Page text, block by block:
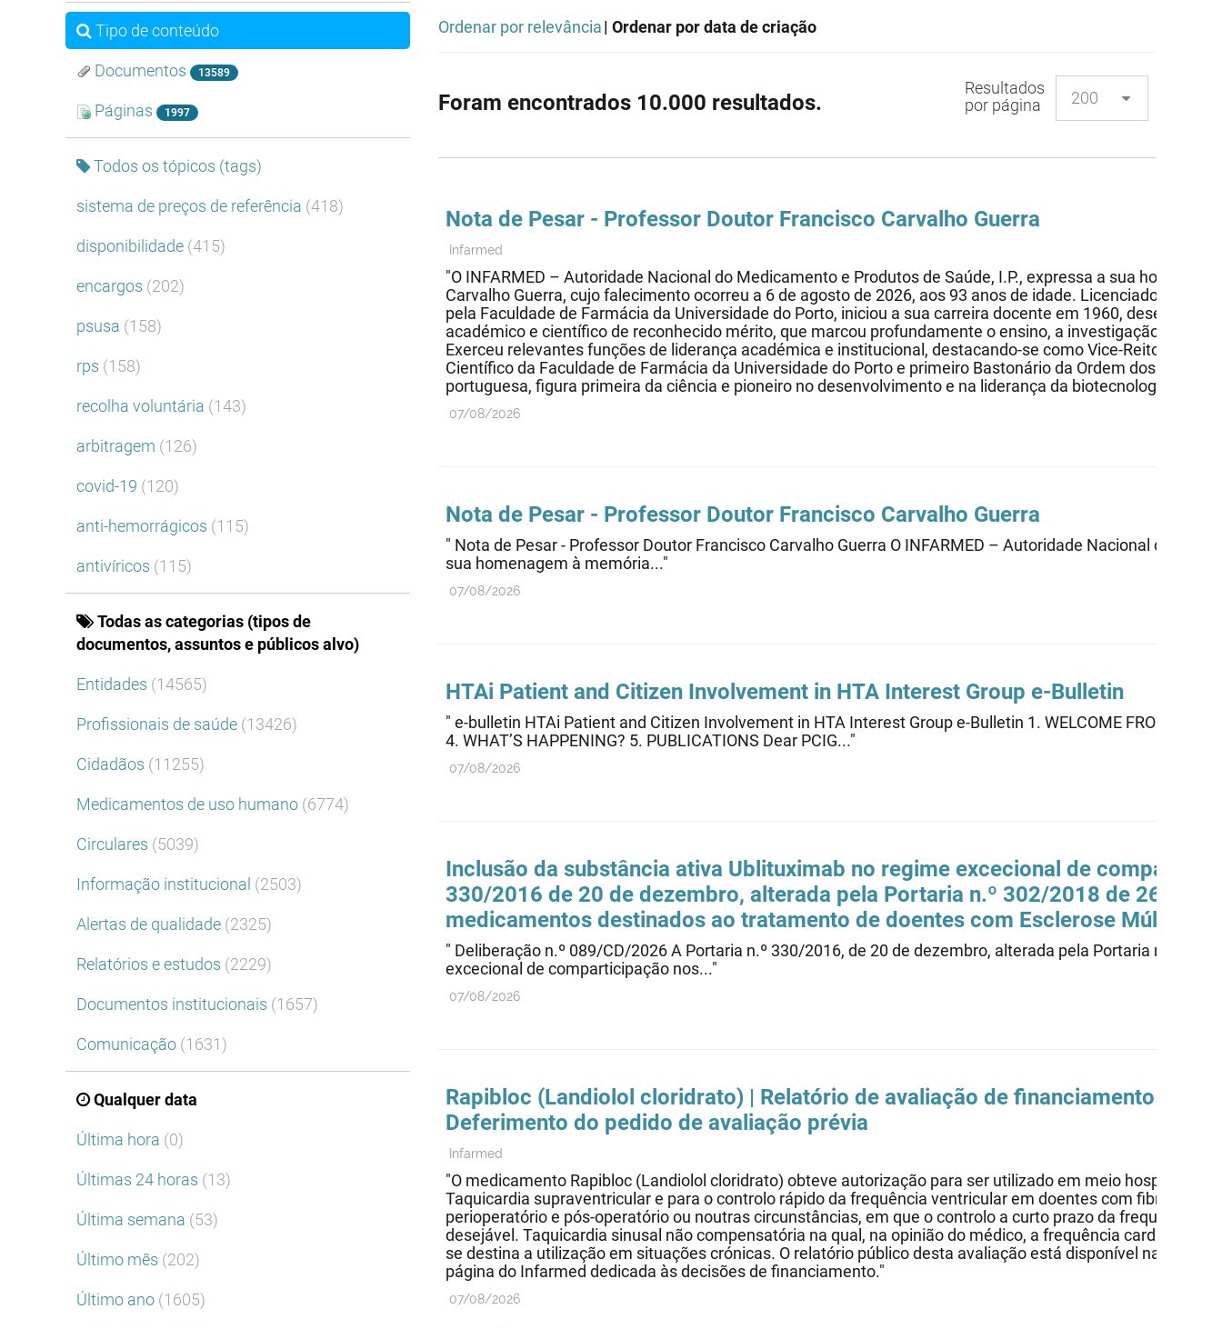
Tipo de conteúdo
Documentos 13589
Páginas 1997
Todos os tópicos (tags)
sistema de preços de referência (418)
disponibilidade (415)
encargos (202)
psusa (158)
rps (158)
recolha voluntária (143)
arbitragem (126)
covid-19 (120)
anti-hemorrágicos (115)
antivíricos (115)
Todas as categorias (tipos de
documentos, assuntos e públicos alvo)
Entidades (14565)
Profissionais de saúde (13426)
Cidadãos (11255)
Medicamentos de uso humano (6774)
Circulares (5039)
Informação institucional (2503)
Alertas de qualidade (2325)
Relatórios e estudos (2229)
Documentos institucionais (1657)
Comunicação (1631)
Qualquer data
Última hora (0)
Últimas 24 horas (13)
Última semana (53)
Último mês (202)
Último ano (1605)
Ordenar por relevância| Ordenar por data de criação
Foram encontrados 10.000 resultados.
Resultados
por página
Nota de Pesar - Professor Doutor Francisco Carvalho Guerra
Infarmed
"O INFARMED – Autoridade Nacional do Medicamento e Produtos de Saúde, I.P., expressa a sua
Carvalho Guerra, cujo falecimento ocorreu a 6 de agosto de 2026, aos 93 anos de idade. Licenciado em
pela Faculdade de Farmácia da Universidade do Porto, iniciou a sua carreira docente em 1960,
académico e científico de reconhecido mérito, que marcou profundamente o ensino, a investigação e a
Exerceu relevantes funções de liderança académica e institucional, destacando-se como Vice-Reitor da
Científico da Faculdade de Farmácia da Universidade do Porto e primeiro Bastonário da Ordem dos
portuguesa, figura primeira da ciência e pioneiro no desenvolvimento e na liderança da biotecnologia,
07/08/2026
Nota de Pesar - Professor Doutor Francisco Carvalho Guerra
" Nota de Pesar - Professor Doutor Francisco Carvalho Guerra O INFARMED – Autoridade Nacional do
sua homenagem à memória..."
07/08/2026
HTAi Patient and Citizen Involvement in HTA Interest Group e-Bulletin
" e-bulletin HTAi Patient and Citizen Involvement in HTA Interest Group e-Bulletin 1. WELCOME FROM OUR
4. WHAT’S HAPPENING? 5. PUBLICATIONS Dear PCIG..."
07/08/2026
Inclusão da substância ativa Ublituximab no regime excecional de
330/2016 de 20 de dezembro, alterada pela Portaria n.º 302/2018 de 26 de
medicamentos destinados ao tratamento de doentes com Esclerose Múltipla.
" Deliberação n.º 089/CD/2026 A Portaria n.º 330/2016, de 20 de dezembro, alterada pela Portaria n.º
excecional de comparticipação nos..."
07/08/2026
Rapibloc (Landiolol cloridrato) | Relatório de avaliação de financiamento
Deferimento do pedido de avaliação prévia
Infarmed
"O medicamento Rapibloc (Landiolol cloridrato) obteve autorização para ser utilizado em meio hospitalar
Taquicardia supraventricular e para o controlo rápido da frequência ventricular em doentes com
perioperatório e pós-operatório ou noutras circunstâncias, em que o controlo a curto prazo da frequência
desejável. Taquicardia sinusal não compensatória na qual, na opinião do médico, a frequência cardíaca
se destina a utilização em situações crónicas. O relatório público desta avaliação está disponível na
página do Infarmed dedicada às decisões de financiamento."
07/08/2026